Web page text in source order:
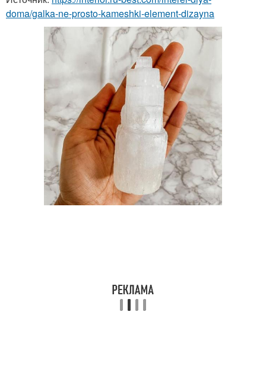
doma/galka-ne-prosto-kameshki-element-dizayna